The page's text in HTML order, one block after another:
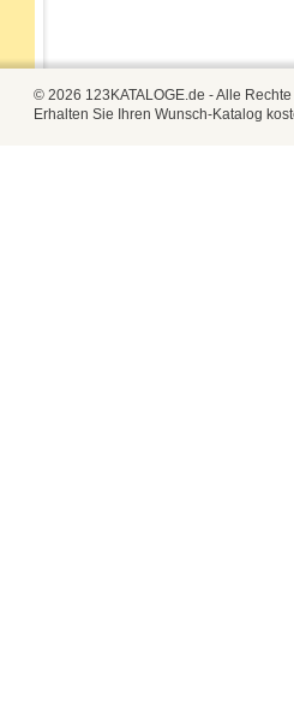
© 2026 123KATALOGE.de - Alle
Erhalten Sie Ihren Wunsch-Katalog